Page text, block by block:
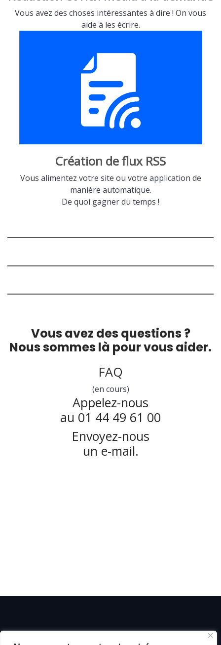
Vous avez des choses intéressantes à dire ! On vous
aide à les écrire.
Création de flux RSS
Vous alimentez votre site ou votre application de
manière automatique.
De quoi gagner du temps !
Vous avez des questions ?
Nous sommes là pour vous aider.
FAQ
(en cours)
Appelez-nous
au 01 44 49 61 00
Envoyez-nous
un e-mail.